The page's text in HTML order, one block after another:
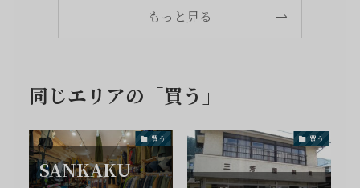
もっと見る
同じエリアの「買う」
買う
SANKAKU
買う